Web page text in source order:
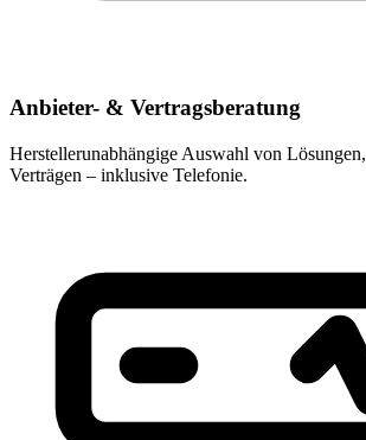
Anbieter- & Vertragsberatung
Herstellerunabhängige Auswahl von
Verträgen – inklusive Telefonie.